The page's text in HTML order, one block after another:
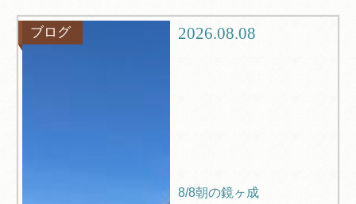
グルメ
ブログ 2026.08.08
8/8朝の鏡ヶ成